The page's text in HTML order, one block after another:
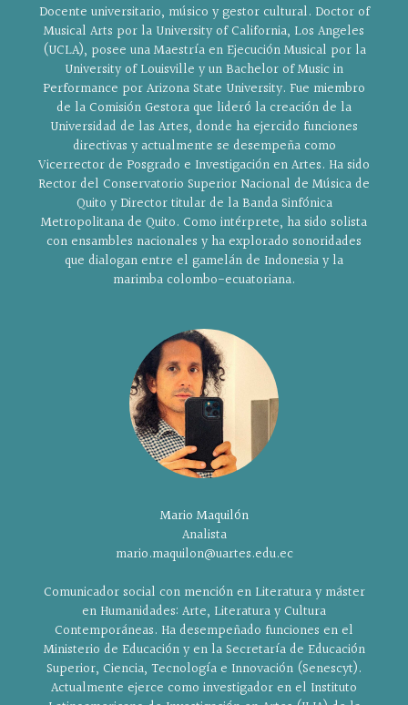
Docente universitario, músico y gestor cultural. Doctor of
Musical Arts por la University of California, Los Angeles
(UCLA), posee una Maestría en Ejecución Musical por la
University of Louisville y un Bachelor of Music in
Performance por Arizona State University. Fue miembro
de la Comisión Gestora que lideró la creación de la
Universidad de las Artes, donde ha ejercido funciones
directivas y actualmente se desempeña como
Vicerrector de Posgrado e Investigación en Artes. Ha sido
Rector del Conservatorio Superior Nacional de Música de
Quito y Director titular de la Banda Sinfónica
Metropolitana de Quito. Como intérprete, ha sido solista
con ensambles nacionales y ha explorado sonoridades
que dialogan entre el gamelán de Indonesia y la
marimba colombo-ecuatoriana.
Mario Maquilón
Analista
mario.maquilon@uartes.edu.ec
Comunicador social con mención en Literatura y máster
en Humanidades: Arte, Literatura y Cultura
Contemporáneas. Ha desempeñado funciones en el
Ministerio de Educación y en la Secretaría de Educación
Superior, Ciencia, Tecnología e Innovación (Senescyt).
Actualmente ejerce como investigador en el Instituto